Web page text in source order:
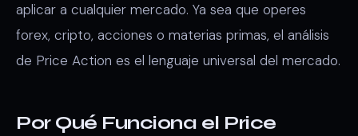
aplicar a cualquier mercado. Ya sea que operes
forex, cripto, acciones o materias primas, el análisis
de Price Action es el lenguaje universal del mercado.
Por Qué Funciona el Price